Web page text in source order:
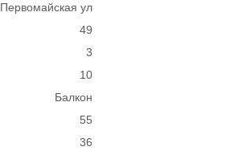
Первомайская ул
49
3
10
Балкон
55
36